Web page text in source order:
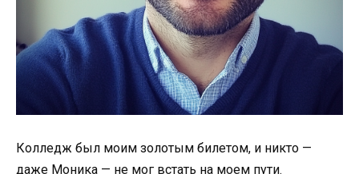
Колледж был моим золотым билетом, и никто —
даже Моника — не мог встать на моем пути.